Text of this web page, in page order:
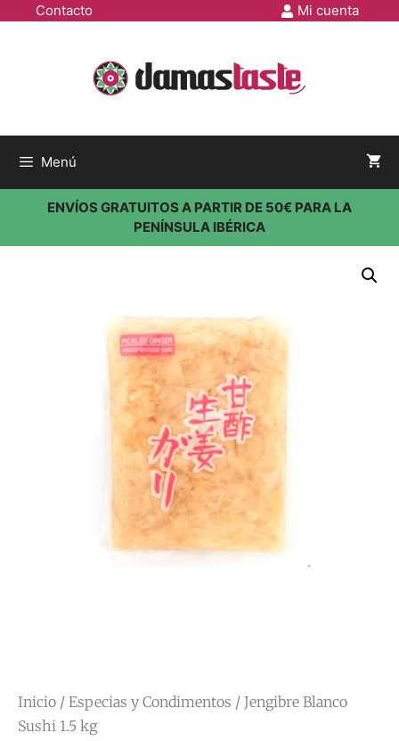
Contacto Mi cuenta
Menú
ENVÍOS GRATUITOS A PARTIR DE 50€ PARA LA
PENÍNSULA IBÉRICA
Inicio / Especias y Condimentos / Jengibre Blanco
Sushi 1.5 kg